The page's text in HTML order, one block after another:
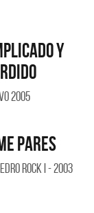
y
2005
pares
Rock I - 2003